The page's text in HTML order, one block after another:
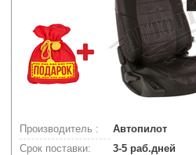
Производитель :
Автопилот
Срок поставки:
3-5 раб.дней